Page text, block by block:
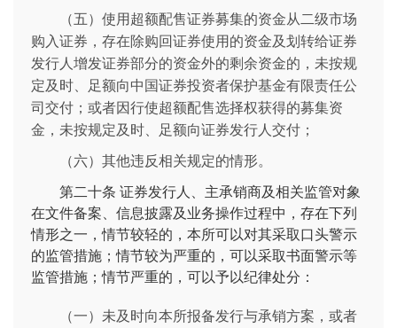
（五）使用超额配售证券募集的资金从二级市场
购入证券，存在除购回证券使用的资金及划转给证券
发行人增发证券部分的资金外的剩余资金的，未按规
定及时、足额向中国证券投资者保护基金有限责任公
司交付；或者因行使超额配售选择权获得的募集资
金，未按规定及时、足额向证券发行人交付；
（六）其他违反相关规定的情形。
第二十条 证券发行人、主承销商及相关监管对象
在文件备案、信息披露及业务操作过程中，存在下列
情形之一，情节较轻的，本所可以对其采取口头警示
的监管措施；情节较为严重的，可以采取书面警示等
监管措施；情节严重的，可以予以纪律处分：
（一）未及时向本所报备发行与承销方案，或者